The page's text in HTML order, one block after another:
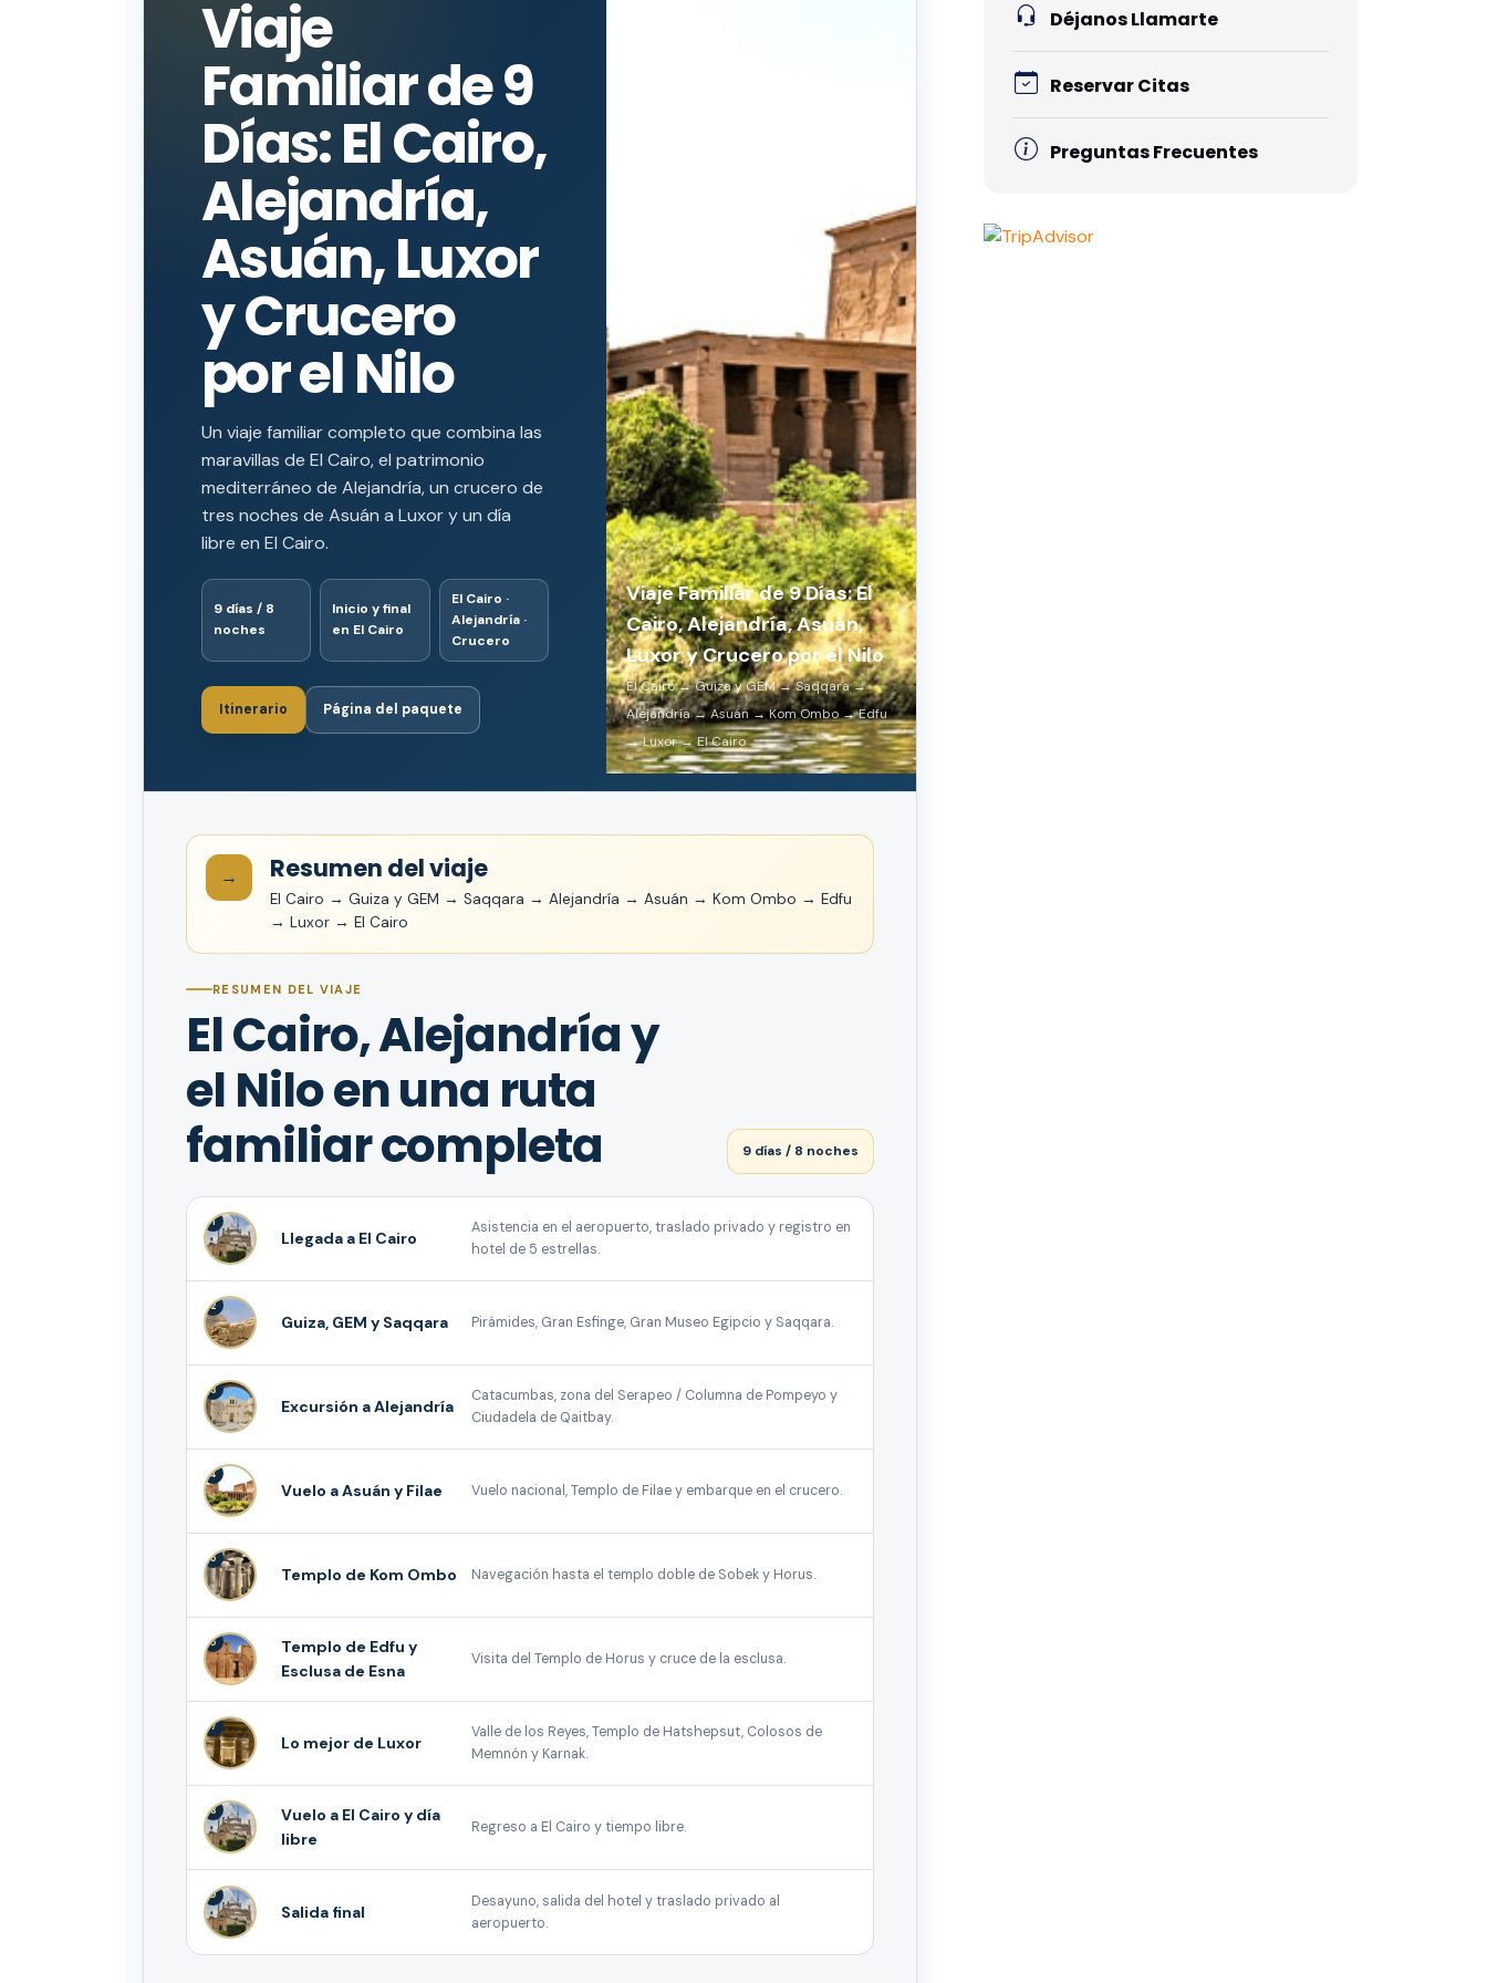
Viaje
Familiar de 9
Días: El Cairo,
Alejandría,
Asuán, Luxor
y Crucero
por el Nilo
Un viaje familiar completo que combina las
maravillas de El Cairo, el patrimonio
mediterráneo de Alejandría, un crucero de
tres noches de Asuán a Luxor y un día
libre en El Cairo.
9 días / 8
noches
Inicio y final
en El Cairo
El Cairo ·
Alejandría ·
Crucero
Itinerario Página del paquete
Viaje Familiar de 9 Días: El
Cairo, Alejandría, Asuán,
Luxor y Crucero por el Nilo
El Cairo → Guiza y GEM → Saqqara →
Alejandría → Asuán → Kom Ombo → Edfu
→ Luxor → El Cairo
→ Resumen del viaje
El Cairo → Guiza y GEM → Saqqara → Alejandría → Asuán → Kom Ombo → Edfu
→ Luxor → El Cairo
RESUMEN DEL VIAJE
El Cairo, Alejandría y
el Nilo en una ruta
familiar completa
9 días / 8 noches
1
Llegada a El Cairo
Asistencia en el aeropuerto, traslado privado y registro en
hotel de 5 estrellas.
2
Guiza, GEM y Saqqara Pirámides, Gran Esfinge, Gran Museo Egipcio y Saqqara.
3
Excursión a Alejandría
Catacumbas, zona del Serapeo / Columna de Pompeyo y
Ciudadela de Qaitbay.
4
Vuelo a Asuán y Filae Vuelo nacional, Templo de Filae y embarque en el crucero.
5
Templo de Kom Ombo Navegación hasta el templo doble de Sobek y Horus.
6
Templo de Edfu y
Esclusa de Esna
Visita del Templo de Horus y cruce de la esclusa.
7
Lo mejor de Luxor
Valle de los Reyes, Templo de Hatshepsut, Colosos de
Memnón y Karnak.
8
Vuelo a El Cairo y día
libre
Regreso a El Cairo y tiempo libre.
9
Salida final
Desayuno, salida del hotel y traslado privado al
aeropuerto.
Déjanos Llamarte
Reservar Citas
Preguntas Frecuentes